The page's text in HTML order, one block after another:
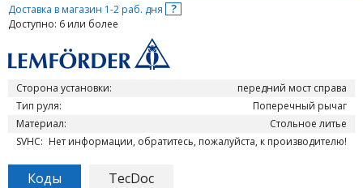
Доставка в магазин 1-2 раб. дня ?
Доступно: 6 или более
Сторона установки:
передний мост справа
Тип руля:
Поперечный рычаг
Материал:
Стольное литье
SVHC: Нет информации, обратитесь, пожалуйста, к производителю!
Коды TecDoc